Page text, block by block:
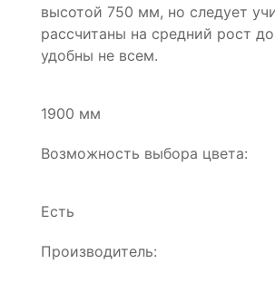
высотой 750 мм, но следует
рассчитаны на средний рост
удобны не всем.
1900 мм
Возможность выбора цвета:
Есть
Производитель: